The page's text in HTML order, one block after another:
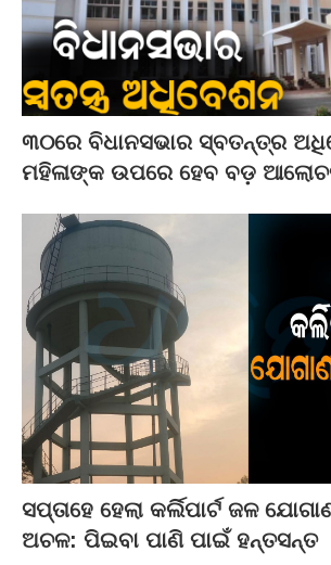
୩୦ରେ ବିଧାନସଭାର ସ୍ବତନ୍ତ୍ର
ମହିଳାଙ୍କ ଉପରେ ହେବ ବଡ଼
ସପ୍ତାହେ ହେଲା କର୍ଲିପାର୍ଟ ଜଳ
ଅଚଳ: ପିଇବା ପାଣି ପାଇଁ ହନ୍ତସନ୍ତ